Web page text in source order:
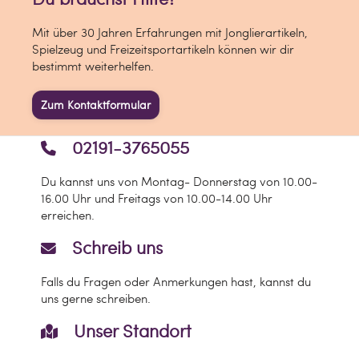
Mit über 30 Jahren Erfahrungen mit Jonglierartikeln,
Spielzeug und Freizeitsportartikeln können wir dir
bestimmt weiterhelfen.
Zum Kontaktformular
Schreib uns
Falls du Fragen oder Anmerkungen hast, kannst du
uns gerne schreiben.
02191-3765055
Du kannst uns von Montag- Donnerstag von 10.00-
16.00 Uhr und Freitags von 10.00-14.00 Uhr
erreichen.
Unser Standort